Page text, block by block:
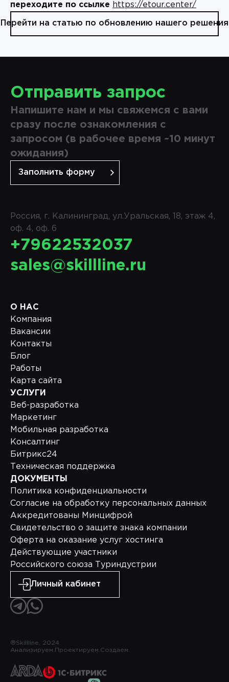
переходите по ссылке https://etour.center/
Перейти на статью по обновлению нашего решения
Отправить запрос
Напишите нам и мы свяжемся с вами
сразу после ознакомления с
запросом (в рабочее время ~10 минут
ожидания)
Заполнить форму
Россия, г. Калининград, ул.Уральская, 18, этаж 4,
оф. 4, оф. 6
+79622532037
sales@skillline.ru
О НАС
Компания
Вакансии
Контакты
Блог
Работы
Карта сайта
УСЛУГИ
Веб-разработка
Маркетинг
Мобильная разработка
Консалтинг
Битрикс24
Техническая поддержка
ДОКУМЕНТЫ
Политика конфиденциальности
Согласие на обработку персональных данных
Аккредитованы Минцифрой
Свидетельство о защите знака компании
Оферта на оказание услуг хостинга
Действующие участники
Российского союза Туриндустрии
Личный кабинет
®Skillline, 2024.
Анализируем. Проектируем. Создаем.